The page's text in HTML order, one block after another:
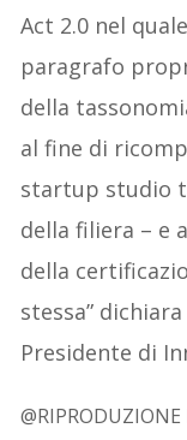
Act 2.0 nel
paragrafo
della
al fine di
startup studio
della filiera – e
della
stessa”
Presidente di
@RIPRODUZIONE